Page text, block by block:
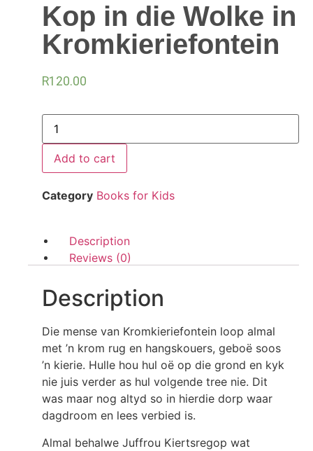
Kop in die Wolke in
Kromkieriefontein
R120.00
Add to cart
Category Books for Kids
Description
Reviews (0)
Description
Die mense van Kromkieriefontein loop almal
met ’n krom rug en hangskouers, geboë soos
’n kierie. Hulle hou hul oë op die grond en kyk
nie juis verder as hul volgende tree nie. Dit
was maar nog altyd so in hierdie dorp waar
dagdroom en lees verbied is.
Almal behalwe Juffrou Kiertsregop wat